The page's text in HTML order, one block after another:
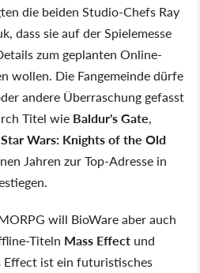
die beiden Studio-Chefs Ray
dass sie auf der Spielemesse
zum geplanten Online-
wollen. Die Fangemeinde dürfe
andere Überraschung gefasst
Titel wie Baldur's Gate,
Star Wars: Knights of the Old
Jahren zur Top-Adresse in
will BioWare aber auch
Titeln Mass Effect und
Effect ist ein futuristisches